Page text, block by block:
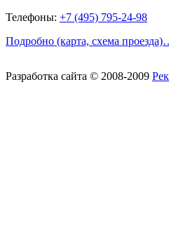
Телефоны: +7 (495) 795-24-98
Подробно (карта, схема
Разработка сайта © 2008-2009